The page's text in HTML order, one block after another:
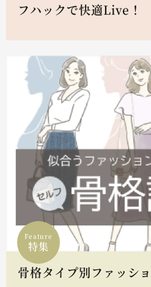
フハックで快適Live！
Feature
特集
骨格タイプ別ファッシ